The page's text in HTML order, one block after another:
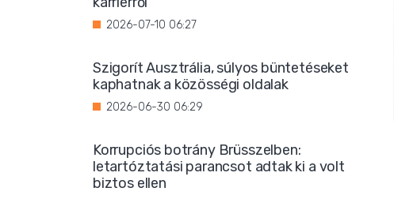
2026-07-10 06:27
Szigorít Ausztrália, súlyos büntetéseket
kaphatnak a közösségi oldalak
2026-06-30 06:29
Korrupciós botrány Brüsszelben:
letartóztatási parancsot adtak ki a volt
biztos ellen